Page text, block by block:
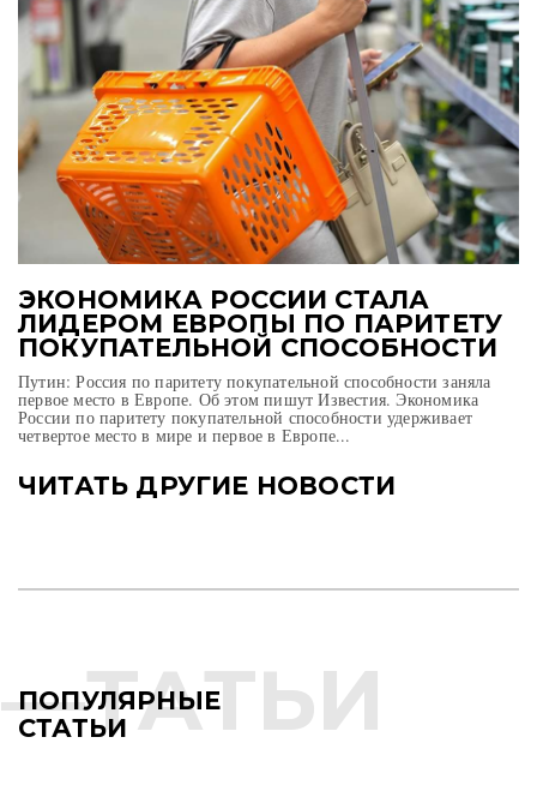
ЭКОНОМИКА РОССИИ СТАЛА
ЛИДЕРОМ ЕВРОПЫ ПО ПАРИТЕТУ
ПОКУПАТЕЛЬНОЙ СПОСОБНОСТИ
Путин: Россия по паритету покупательной способности заняла
первое место в Европе. Об этом пишут Известия. Экономика
России по паритету покупательной способности удерживает
четвертое место в мире и первое в Европе...
ЧИТАТЬ ДРУГИЕ НОВОСТИ
ПОПУЛЯРНЫЕ
СТАТЬИ